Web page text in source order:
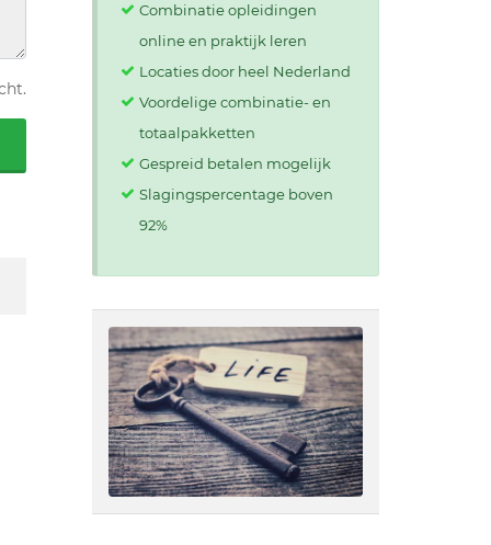
Combinatie opleidingen
online en praktijk leren
Locaties door heel Nederland
Voordelige combinatie- en
totaalpakketten
Gespreid betalen mogelijk
Slagingspercentage boven
92%